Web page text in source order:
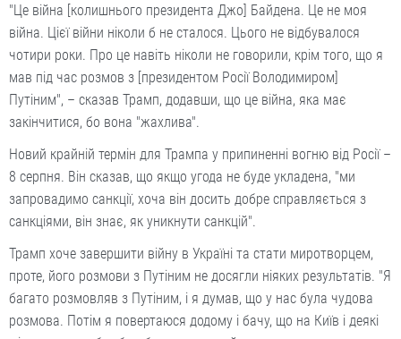
"Це війна [колишнього президента Джо] Байдена. Це не моя
війна. Цієї війни ніколи б не сталося. Цього не відбувалося
чотири роки. Про це навіть ніколи не говорили, крім того, що я
мав під час розмов з [президентом Росії Володимиром]
Путіним", – сказав Трамп, додавши, що це війна, яка має
закінчитися, бо вона "жахлива".
Новий крайній термін для Трампа у припиненні вогню від Росії –
8 серпня. Він сказав, що якщо угода не буде укладена, "ми
запровадимо санкції, хоча він досить добре справляється з
санкціями, він знає, як уникнути санкцій".
Трамп хоче завершити війну в Україні та стати миротворцем,
проте, його розмови з Путіним не досягли ніяких результатів. "Я
багато розмовляв з Путіним, і я думав, що у нас була чудова
розмова. Потім я повертаюся додому і бачу, що на Київ і деякі